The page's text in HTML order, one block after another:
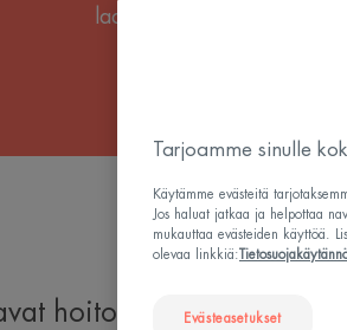
laatu- ja
hoitotuotteet"
Tarjoamme sinulle
Käytämme evästeitä
Jos haluat jatkaa ja helpottaa
mukauttaa evästeiden käyttöä.
olevaa linkkiä:
Evästeasetukset